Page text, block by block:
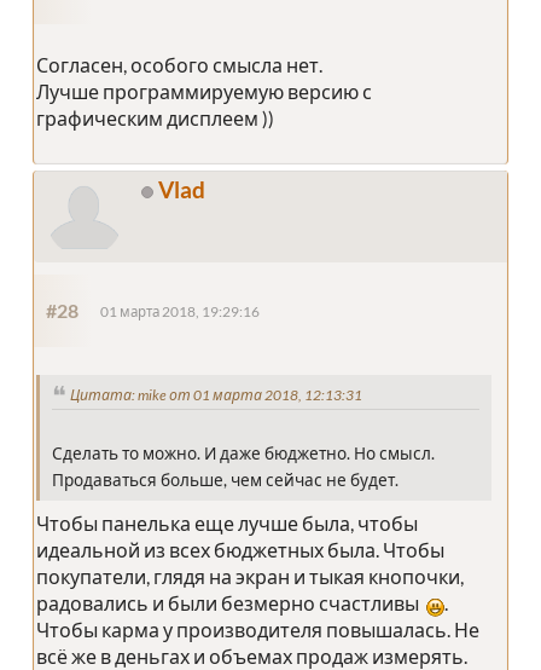
Согласен, особого смысла нет.
Лучше программируемую версию с
графическим дисплеем ))
Vlad
#28 01 марта 2018, 19:29:16
Цитата: mike от 01 марта 2018, 12:13:31
Сделать то можно. И даже бюджетно. Но смысл.
Продаваться больше, чем сейчас не будет.
Чтобы панелька еще лучше была, чтобы
идеальной из всех бюджетных была. Чтобы
покупатели, глядя на экран и тыкая кнопочки,
радовались и были безмерно счастливы
.
Чтобы карма у производителя повышалась. Не
всё же в деньгах и объемах продаж измерять.